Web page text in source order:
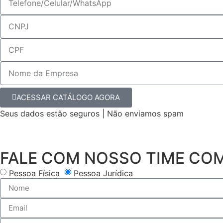
ACESSAR CATÁLOGO AGORA
Seus dados estão seguros | Não enviamos spam
FALE COM NOSSO TIME
Pessoa Física Pessoa Jurídica